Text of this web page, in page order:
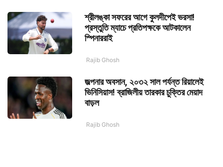
শ্রীলঙ্কা সফরের আগে কুলদীপেই ভরসা!
প্রস্তুতি ম্যাচে প্রতিপক্ষকে আটকালেন
স্পিনাররাই
Rajib Ghosh
জল্পনার অবসান, ২০৩২ সাল পর্যন্ত রিয়ালেই
ভিনিসিয়াস! ব্রাজিলীয় তারকার চুক্তির মেয়াদ
বাড়ল
Rajib Ghosh